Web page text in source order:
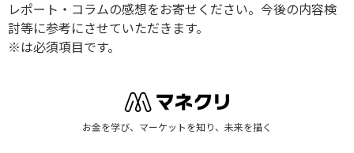
レポート・コラムの感想をお寄せください。今後の内容検
討等に参考にさせていただきます。
※は必須項目です。
お金を学び、マーケットを知り、未来を描く